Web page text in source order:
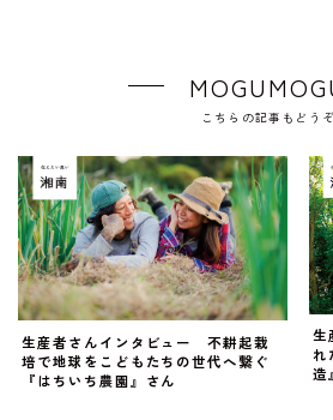
こちらの記事もどうぞ
生産者さんインタビュー 不耕起栽
培で地球をこどもたちの世代へ繋ぐ
『はちいち農園』さん
生
れ
造